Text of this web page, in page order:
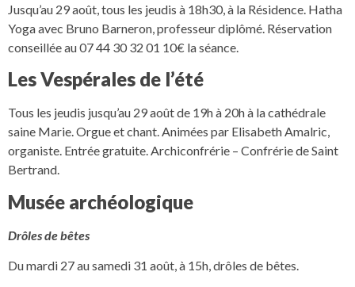
Jusqu’au 29 août, tous les jeudis à 18h30, à la Résidence. Hatha
Yoga avec Bruno Barneron, professeur diplômé. Réservation
conseillée au 07 44 30 32 01 10€ la séance.
Les Vespérales de l’été
Tous les jeudis jusqu’au 29 août de 19h à 20h à la cathédrale
saine Marie. Orgue et chant. Animées par Elisabeth Amalric,
organiste. Entrée gratuite. Archiconfrérie – Confrérie de Saint
Bertrand.
Musée archéologique
Drôles de bêtes
Du mardi 27 au samedi 31 août, à 15h, drôles de bêtes.